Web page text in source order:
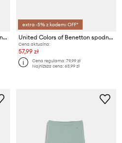
United Colors of Benetton spodnie dresowe dziecięce bawełniane z elastanem
extra -5% z kodem: OFF*
United Colors of Benetton spodnie dresowe dziecięce bawełniane z elastanem
Cena aktualna:
57,99 zł
Cena regularna:79,99 zł
Najniższa cena:63,99 zł